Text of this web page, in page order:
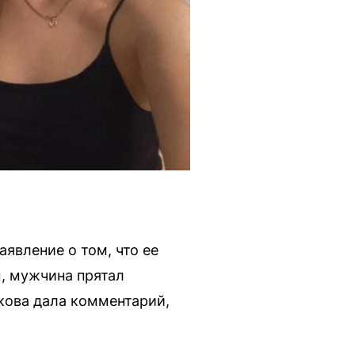
о том, что ее
мужчина прятал
дала комментарий,